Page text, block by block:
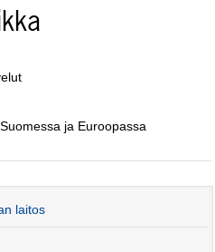
ja Euroopassa
laitos